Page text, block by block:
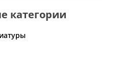
категории